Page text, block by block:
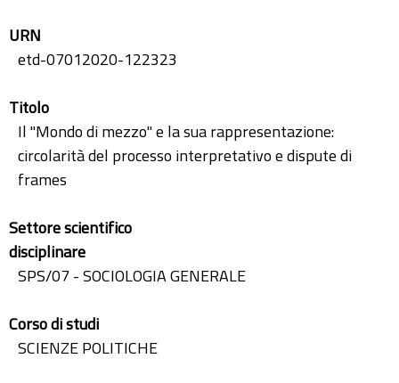
URN
etd-07012020-122323
Titolo
Il "Mondo di mezzo" e la sua rappresentazione:
circolarità del processo interpretativo e dispute di
frames
Settore scientifico
disciplinare
SPS/07 - SOCIOLOGIA GENERALE
Corso di studi
SCIENZE POLITICHE